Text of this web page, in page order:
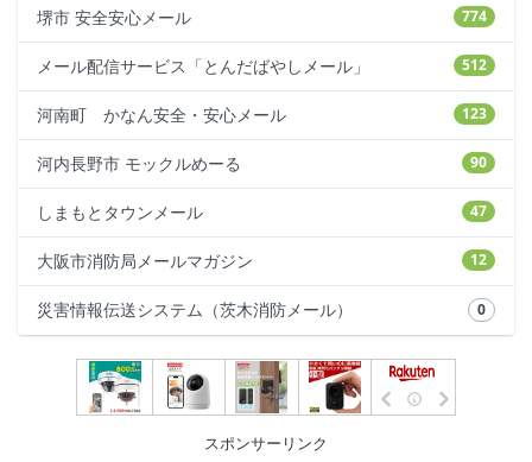
774
堺市 安全安心メール
512
メール配信サービス「とんだばやしメール」
123
河南町 かなん安全・安心メール
90
河内長野市 モックルめーる
47
しまもとタウンメール
12
大阪市消防局メールマガジン
0
災害情報伝送システム（茨木消防メール）
スポンサーリンク